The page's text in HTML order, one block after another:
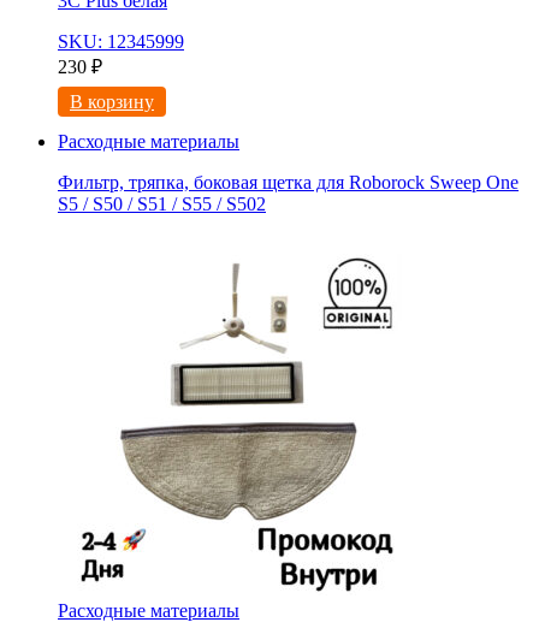
SKU: 12345999
230 ₽
В корзину
Расходные материалы
Фильтр, тряпка, боковая щетка для Roborock Sweep One
S5 / S50 / S51 / S55 / S502
Расходные материалы